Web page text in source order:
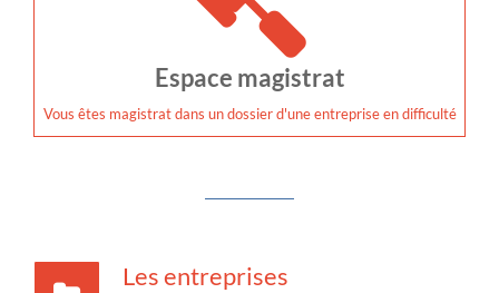
Espace magistrat
Vous êtes magistrat dans un dossier d'une entreprise en difficulté
Les entreprises